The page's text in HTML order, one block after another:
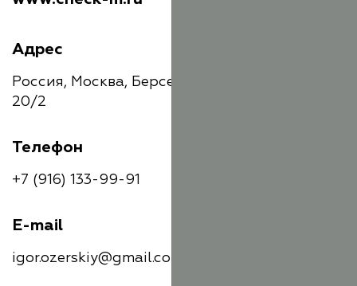
Адрес
Россия, Москва, Берсеневская набережная,
20/2
Телефон
+7 (916) 133-99-91
E-mail
igor.ozerskiy@gmail.com